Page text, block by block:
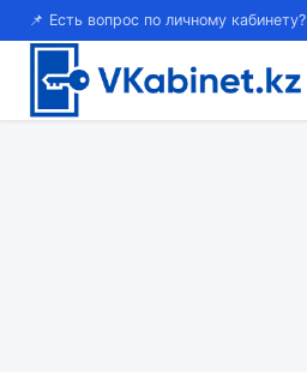
📌 Есть вопрос по личному кабинету?